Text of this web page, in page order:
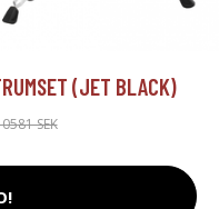
(JET BLACK)
SEK